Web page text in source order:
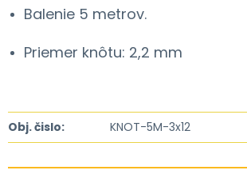
Balenie 5 metrov.
Priemer knôtu: 2,2 mm
Obj. čislo: KNOT-5M-3x12